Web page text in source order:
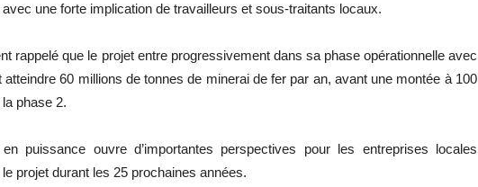
une forte implication de travailleurs et sous-traitants locaux.
rappelé que le projet entre progressivement dans sa phase opérationnelle avec
atteindre 60 millions de tonnes de minerai de fer par an, avant une montée à 100
phase 2.
puissance ouvre d’importantes perspectives pour les entreprises locales
projet durant les 25 prochaines années.